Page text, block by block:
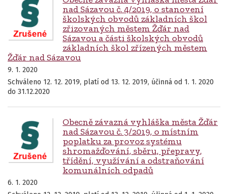
nad Sázavou č. 4/2019, o stanovení
školských obvodů základních škol
zřizovaných městem Žďár nad
Sázavou a části školských obvodů
základních škol zřízených městem
Žďár nad Sázavou
9. 1. 2020
Schváleno 12. 12. 2019, platí od 13. 12. 2019, účinná od 1. 1. 2020
do 31.12.2020
Obecně závazná vyhláška města Žďár
nad Sázavou č. 3/2019, o místním
poplatku za provoz systému
shromažďování, sběru, přepravy,
třídění, využívání a odstraňování
komunálních odpadů
6. 1. 2020